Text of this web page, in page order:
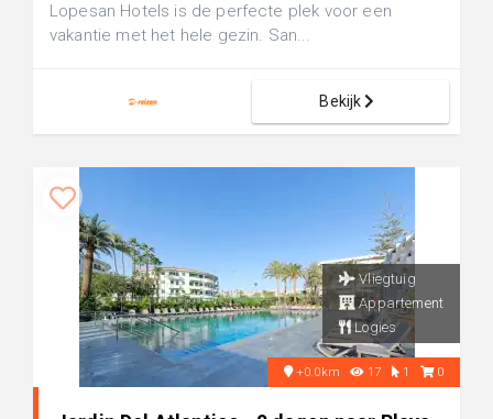
Lopesan Hotels is de perfecte plek voor een
vakantie met het hele gezin. San...
Bekijk
Vliegtuig
Appartement
Logies
+0.0km 17 1 0